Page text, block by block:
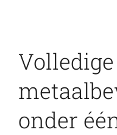
Volledige
onder